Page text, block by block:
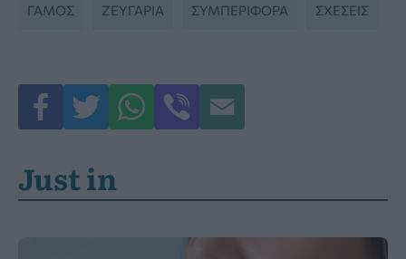
ΓΆΜΟΣ ΖΕΥΓΑΡΙΑ ΣΥΜΠΕΡΙΦΟΡΆ ΣΧΕΣΕΙΣ
Just in